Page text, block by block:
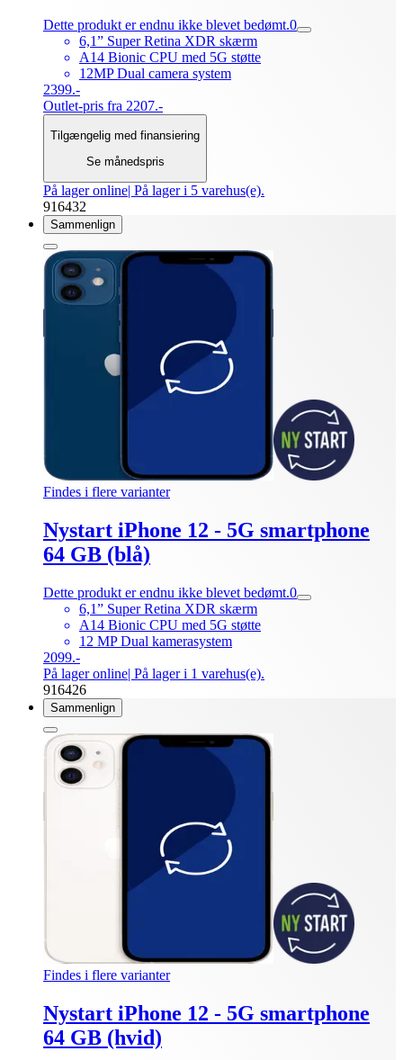
Dette produkt er endnu ikke blevet bedømt.0
6,1” Super Retina XDR skærm
A14 Bionic CPU med 5G støtte
12MP Dual camera system
2399.-
Outlet-pris fra 2207.-
Tilgængelig med finansiering
Se månedspris
På lager online| På lager i 5 varehus(e).
916432
Sammenlign
Findes i flere varianter
Nystart iPhone 12 - 5G smartphone
64 GB (blå)
Dette produkt er endnu ikke blevet bedømt.0
6,1” Super Retina XDR skærm
A14 Bionic CPU med 5G støtte
12 MP Dual kamerasystem
2099.-
På lager online| På lager i 1 varehus(e).
916426
Sammenlign
Findes i flere varianter
Nystart iPhone 12 - 5G smartphone
64 GB (hvid)